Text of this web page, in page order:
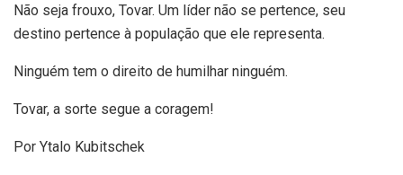
Não seja frouxo, Tovar. Um líder não se pertence, seu
destino pertence à população que ele representa.
Ninguém tem o direito de humilhar ninguém.
Tovar, a sorte segue a coragem!
Por Ytalo Kubitschek